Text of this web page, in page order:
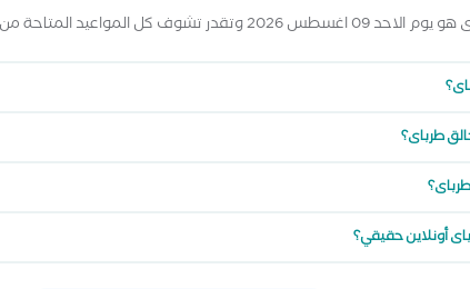
من خلال عرض المواعيد أعلاه
طرباى؟
أونلاين حقيقي؟